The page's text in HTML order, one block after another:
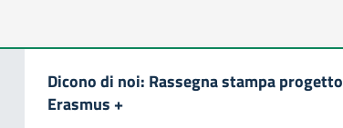
Dicono di noi: Rassegna stampa progetto
Erasmus +